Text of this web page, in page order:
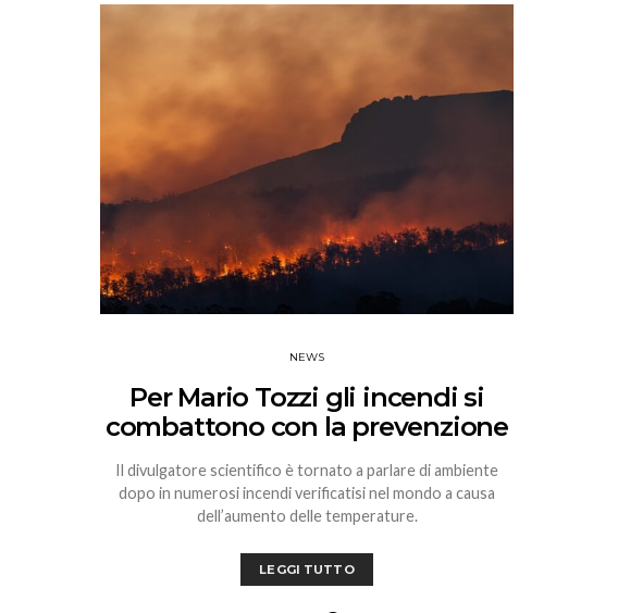
NEWS
Per Mario Tozzi gli incendi si
combattono con la prevenzione
Il divulgatore scientifico è tornato a parlare di ambiente
dopo in numerosi incendi verificatisi nel mondo a causa
dell’aumento delle temperature.
LEGGI TUTTO